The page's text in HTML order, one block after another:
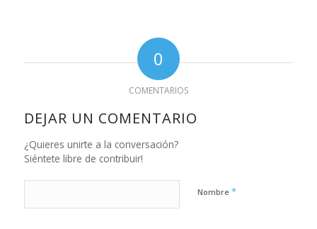
0
COMENTARIOS
DEJAR UN COMENTARIO
¿Quieres unirte a la conversación?
Siéntete libre de contribuir!
Nombre *